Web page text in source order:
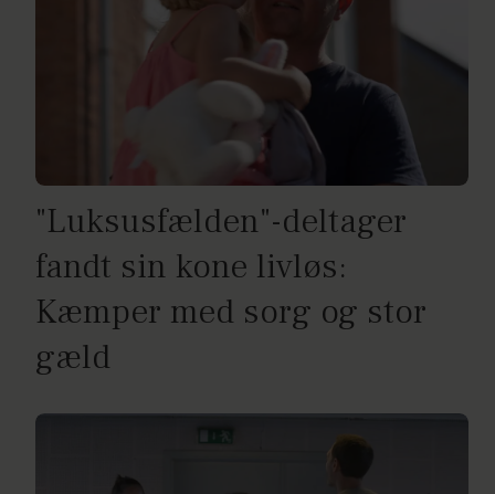
"Luksusfælden"-deltager
fandt sin kone livløs:
Kæmper med sorg og stor
gæld